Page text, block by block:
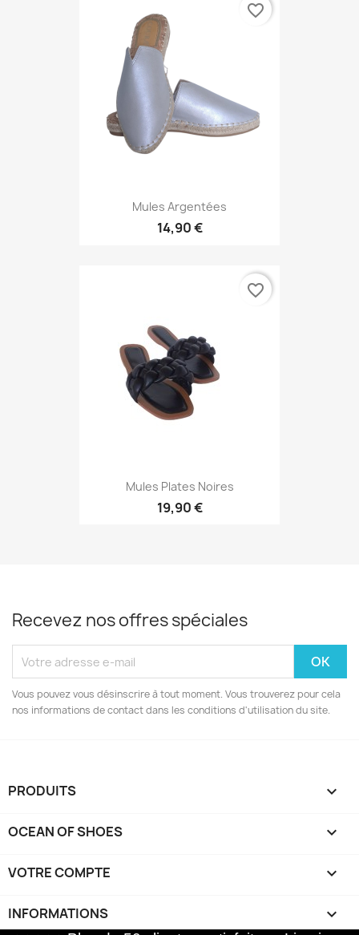
Mules Argentées
14,90 €
favorite_border
Mules Plates Noires
19,90 €
favorite_border
Recevez nos offres spéciales
Vous pouvez vous désinscrire à tout moment. Vous trouverez pour cela
nos informations de contact dans les conditions d'utilisation du site.
PRODUITS 
OCEAN OF SHOES 
VOTRE COMPTE 
INFORMATIONS keyboard_arrow_down